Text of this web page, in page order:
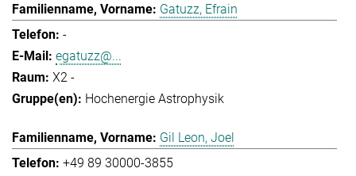
Gatuzz, Efrain
-
egatuzz@...
X2 -
Hochenergie Astrophysik
Gil Leon, Joel
+49 89 30000-3855